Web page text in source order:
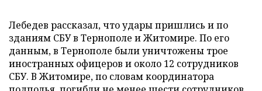
Лебедев рассказал, что удары пришлись и по
зданиям СБУ в Тернополе и Житомире. По его
данным, в Тернополе были уничтожены трое
иностранных офицеров и около 12 сотрудников
СБУ. В Житомире, по словам координатора